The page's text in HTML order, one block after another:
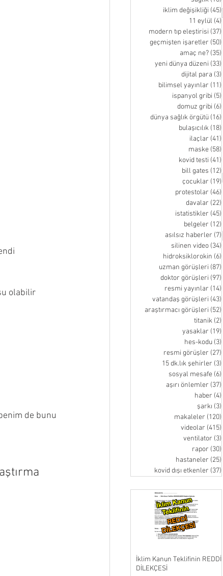
olabilir
de bunu
iklim değişikliği (45)
11 eylül (4)
modern tıp eleştirisi (37)
geçmişten işaretler (50)
amaç ne? (35)
yeni dünya düzeni (33)
dijital para (3)
bilimsel yayınlar (11)
ispanyol gribi (5)
domuz gribi (6)
dünya sağlık örgütü (16)
bulaşıcılık (18)
ilaçlar (41)
maske (58)
kovid testi (41)
bill gates (12)
çocuklar (19)
protestolar (46)
davalar (22)
istatistikler (45)
belgeler (12)
asılsız haberler (7)
silinen video (34)
hidroksiklorokin (6)
uzman görüşleri (87)
doktor görüşleri (97)
resmi yayınlar (14)
vatandaş görüşleri (43)
araştırmacı görüşleri (52)
titanik (2)
yasaklar (19)
hes-kodu (3)
resmi görüşler (27)
15 dk.lık şehirler (3)
sosyal mesafe (6)
aşırı önlemler (37)
haber (4)
şarkı (3)
makaleler (120)
videolar (415)
ventilator (3)
rapor (30)
hastaneler (25)
kovid dışı etkenler (37)
İklim Kanun Teklifinin REDDİ
DİLEKÇESİ